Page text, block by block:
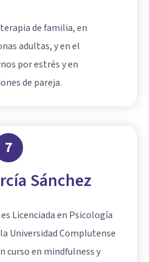
de familia, en
adultas, y en el
por estrés y en
de pareja.
7
Sánchez
es Licenciada en Psicología
Universidad Complutense
curso en mindfulness y